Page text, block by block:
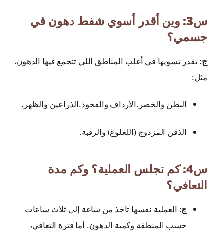
س3: وين أقدر أسوي شفط دهون في
جسمي؟
ج: تقدر تسويها في أغلب المناطق اللي تتجمع فيها الدهون،
مثل:
البطن والخصر.الأرداف والفخوذ.الذراعين والظهر.
الذقن المزدوج (اللغلوغ) والرقبة.
س4: كم تجلس العملية؟ وكم مدة
التعافي؟
ج: العملية نفسها تاخذ من ساعة إلى ثلاث ساعات
حسب المنطقة وكمية الدهون. أما فترة التعافي،